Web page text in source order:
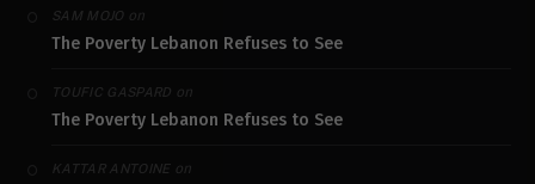
SAM MOJO on
The Poverty Lebanon Refuses to See
TOUFIC GASPARD on
The Poverty Lebanon Refuses to See
KATTAR ANTOINEon